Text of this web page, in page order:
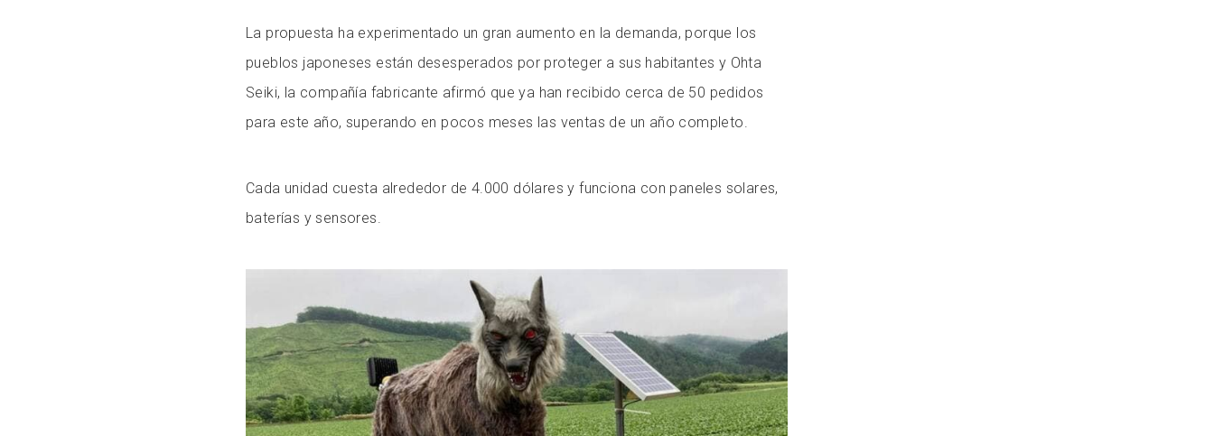
La propuesta ha experimentado un gran aumento en la demanda, porque los
pueblos japoneses están desesperados por proteger a sus habitantes y Ohta
Seiki, la compañía fabricante afirmó que ya han recibido cerca de 50 pedidos
para este año, superando en pocos meses las ventas de un año completo.
Cada unidad cuesta alrededor de 4.000 dólares y funciona con paneles solares,
baterías y sensores.